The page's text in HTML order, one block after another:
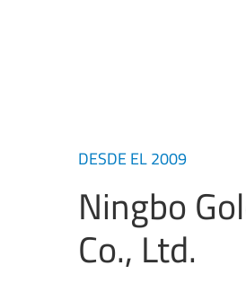
DESDE EL 2009
Ningbo
Co., Ltd.